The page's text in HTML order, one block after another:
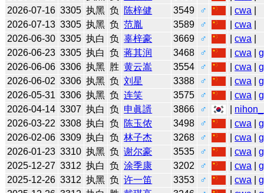
2026-07-16 3305 执黑 负 陈梓健 3549 ♂ |cwa
2026-07-13 3305 执黑 负 范胤 3589 ♂ |cwa
2026-06-30 3305 执白 负 辜梓豪 3669 ♂ |cwa
2026-06-23 3305 执白 负 蒋其润 3468 ♂ |cwa |
2026-06-06 3306 执黑 胜 黄云嵩 3554 ♂ |cwa |
2026-06-02 3306 执黑 负 刘星 3388 ♂ |cwa |
2026-05-31 3306 执黑 负 连笑 3575 ♂ |cwa |
2026-04-14 3307 执白 负 申眞諝 3866 ♂
2026-03-22 3308 执白 负 陈玉侬 3498 ♂ |cwa |
2026-02-06 3309 执白 负 林子杰 3268 ♂ |cwa |
2026-01-23 3310 执黑 负 谢尔豪 3535 ♂ |cwa |
2025-12-27 3312 执白 负 涂季康 3202 ♂ |cwa |
2025-12-26 3312 执黑 负 许一笛 3353 ♂ |cwa |